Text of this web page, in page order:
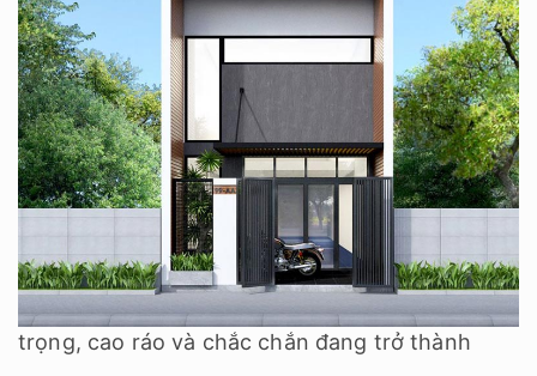
12+ mẫu nhà 2 tầng với chi phí xây dựng chỉ từ 600 triệu
đồng
Kiến trúc nhà 2 tầng đầy đủ tiện nghi, đẹp sang
trọng, cao ráo và chắc chắn đang trở thành